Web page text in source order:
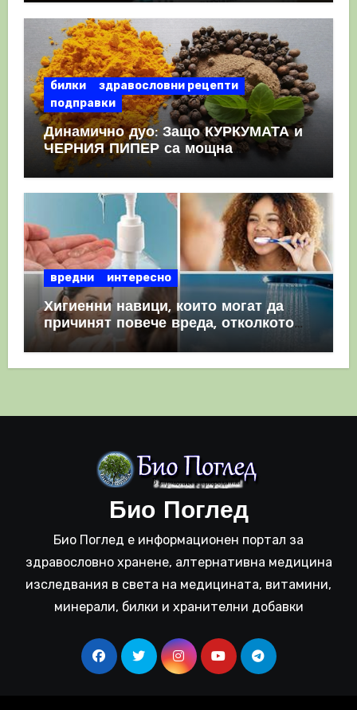
билки
здравословни рецепти
подправки
Динамично дуо: Защо КУРКУМАТА и
ЧЕРНИЯ ПИПЕР са мощна
комбинация
вредни интересно
Хигиенни навици, които могат да
причинят повече вреда, отколкото
полза
Био Поглед
Био Поглед е информационен портал за
здравословно хранене, алтернативна медицина
изследвания в света на медицината, витамини,
минерали, билки и хранителни добавки